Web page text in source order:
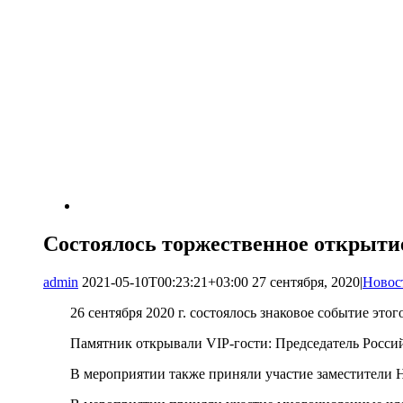
Состоялось торжественное
admin 2021-05-10T00:23:21+03:00 27 сентября, 2020|
26 сентября 2020 г. состоялось знаковое событие
Памятник открывали VIP-гости: Председатель
В мероприятии также приняли участие